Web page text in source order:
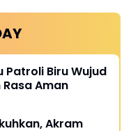
Biru Wujud
Aman
Akram